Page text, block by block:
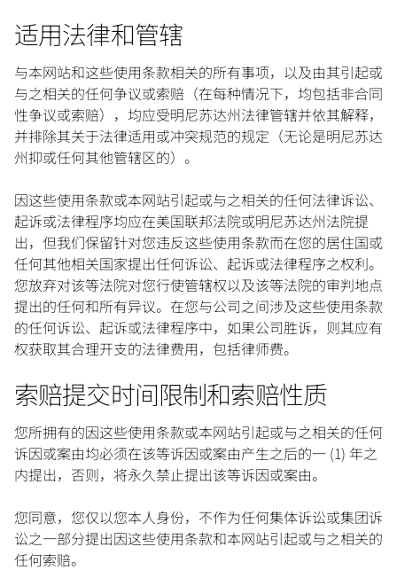
适用法律和管辖
与本网站和这些使用条款相关的所有事项，以及由其引起或
与之相关的任何争议或索赔（在每种情况下，均包括非合同
性争议或索赔），均应受明尼苏达州法律管辖并依其解释，
并排除其关于法律适用或冲突规范的规定（无论是明尼苏达
州抑或任何其他管辖区的）。
因这些使用条款或本网站引起或与之相关的任何法律诉讼、
起诉或法律程序均应在美国联邦法院或明尼苏达州法院提
出，但我们保留针对您违反这些使用条款而在您的居住国或
任何其他相关国家提出任何诉讼、起诉或法律程序之权利。
您放弃对该等法院对您行使管辖权以及该等法院的审判地点
提出的任何和所有异议。在您与公司之间涉及这些使用条款
的任何诉讼、起诉或法律程序中，如果公司胜诉，则其应有
权获取其合理开支的法律费用，包括律师费。
索赔提交时间限制和索赔性质
您所拥有的因这些使用条款或本网站引起或与之相关的任何
诉因或案由均必须在该等诉因或案由产生之后的一 (1) 年之
内提出，否则，将永久禁止提出该等诉因或案由。
您同意，您仅以您本人身份，不作为任何集体诉讼或集团诉
讼之一部分提出因这些使用条款和本网站引起或与之相关的
任何索赔。